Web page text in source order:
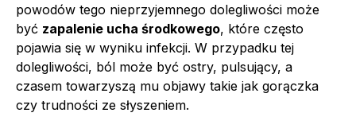
powodów tego nieprzyjemnego dolegliwości może
być zapalenie ucha środkowego, które często
pojawia się w wyniku infekcji. W przypadku tej
dolegliwości, ból może być ostry, pulsujący, a
czasem towarzyszą mu objawy takie jak gorączka
czy trudności ze słyszeniem.